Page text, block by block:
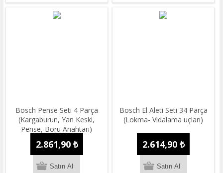
Bosch Pense Seti 4 Parça
(Kargaburun, Yan Keski,
Pense, Boru Anahtarı)
2.861,90 ₺
Bosch El Aleti Seti 34 Parça
(Lokma- Vidalama uçları)
2.614,90 ₺